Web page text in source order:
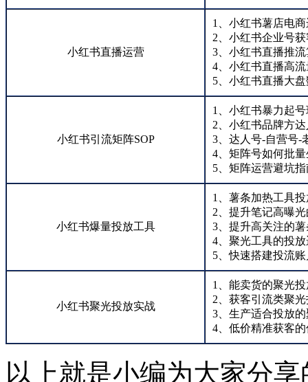
小红书直播运营
1、小红书薯店电
2、小红书企业号
3、小红书直播推
4、小红书直播高
5、小红书直播大
小红书引流矩阵SOP
1、小红书暴力起
2、小红书品牌方
3、达人号-自营号-
4、矩阵号如何批
5、矩阵运营避坑指
小红书爆量投放工具
1、薯条加热工具
2、提升笔记高曝
3、提升高关注的
4、聚光工具的投
5、快速搭建投流账
小红书聚光投放实战
1、能卖货的聚光
2、获客引流类聚
3、生产适合投放
4、低价精准获客
以上就是小编为大家分